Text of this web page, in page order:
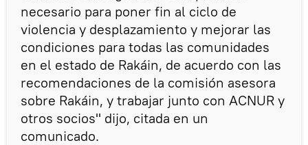
necesario para poner fin al ciclo de
violencia y desplazamiento y mejorar las
condiciones para todas las comunidades
en el estado de Rakáin, de acuerdo con las
recomendaciones de la comisión asesora
sobre Rakáin, y trabajar junto con ACNUR y
otros socios" dijo, citada en un
comunicado.